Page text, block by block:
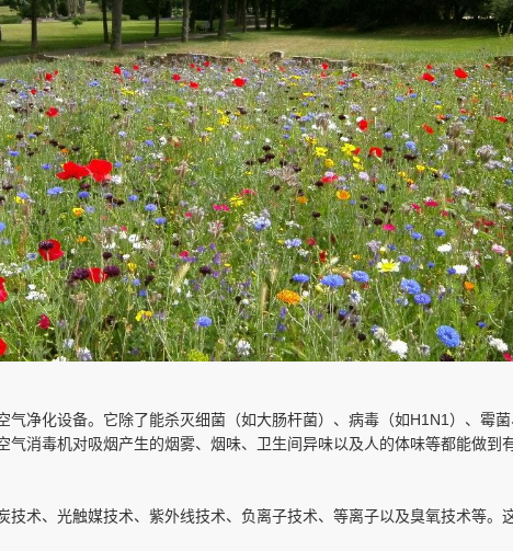
净化设备。它除了能杀灭细菌（如大肠杆菌）、病毒（如H1N1）、霉
消毒机对吸烟产生的烟雾、烟味、卫生间异味以及人的体味等都能做
术、光触媒技术、紫外线技术、负离子技术、等离子以及臭氧技术等